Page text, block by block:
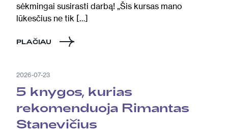
sėkmingai susirasti darbą! „Šis kursas mano
lūkesčius ne tik […]
PLAČIAU
2026-07-23
5 knygos, kurias
rekomenduoja Rimantas
Stanevičius